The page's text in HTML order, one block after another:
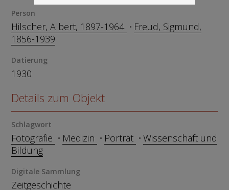
Person
Hilscher, Albert, 1897-1964
Freud, Sigmund,
1856-1939
Datierung
1930
Details zum Objekt
Schlagwort
Fotografie Medizin Porträt
Wissenschaft und
Bildung
Digitale Sammlung
Zeitgeschichte